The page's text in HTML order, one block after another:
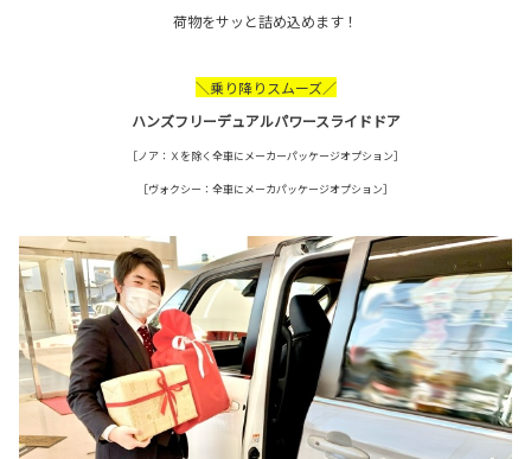
荷物をサッと詰め込めます！
＼乗り降りスムーズ／
ハンズフリーデュアルパワースライドドア
［ノア：Ｘを除く全車にメーカーパッケージオプション］
［ヴォクシー：全車にメーカパッケージオプション］